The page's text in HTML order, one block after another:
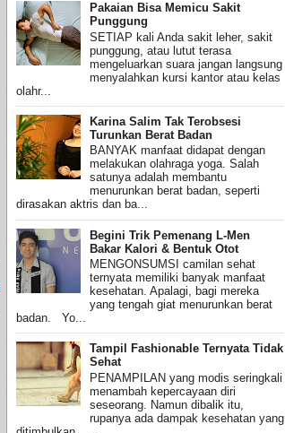
Pakaian Bisa Memicu Sakit
Punggung
SETIAP kali Anda sakit leher, sakit
punggung, atau lutut terasa
mengeluarkan suara jangan langsung
menyalahkan kursi kantor atau kelas
olahr...
Karina Salim Tak Terobsesi
Turunkan Berat Badan
BANYAK manfaat didapat dengan
melakukan olahraga yoga. Salah
satunya adalah membantu
menurunkan berat badan, seperti
dirasakan aktris dan ba...
Begini Trik Pemenang L-Men
Bakar Kalori & Bentuk Otot
MENGONSUMSI camilan sehat
ternyata memiliki banyak manfaat
kesehatan. Apalagi, bagi mereka
yang tengah giat menurunkan berat
badan. Yo...
Tampil Fashionable Ternyata Tidak
Sehat
PENAMPILAN yang modis seringkali
menambah kepercayaan diri
seseorang. Namun dibalik itu,
rupanya ada dampak kesehatan yang